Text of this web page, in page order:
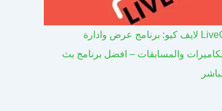
LiveQ لايف كيو: برنامج عرض وادارة
والمسابقات – افضل برنامج بث